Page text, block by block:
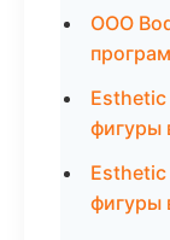
ООО
фигуры
фигуры